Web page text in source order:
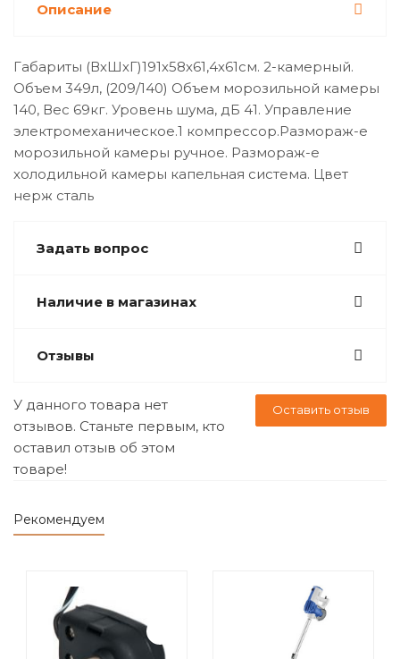
Описание
Габариты (ВхШхГ)191х58х61,4х61см. 2-камерный.
Объем 349л, (209/140) Объем морозильной камеры
140, Вес 69кг. Уровень шума, дБ 41. Управление
электромеханическое.1 компрессор.Размораж-е
морозильной камеры ручное. Размораж-е
холодильной камеры капельная система. Цвет
нерж сталь
Задать вопрос
Наличие в магазинах
Отзывы
Оставить отзыв
У данного товара нет
отзывов. Станьте первым, кто
оставил отзыв об этом
товаре!
Рекомендуем